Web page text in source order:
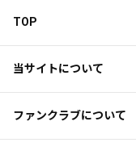
TOP
当サイトについて
ファンクラブについて